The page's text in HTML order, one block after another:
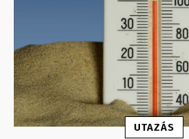
UTAZÁS